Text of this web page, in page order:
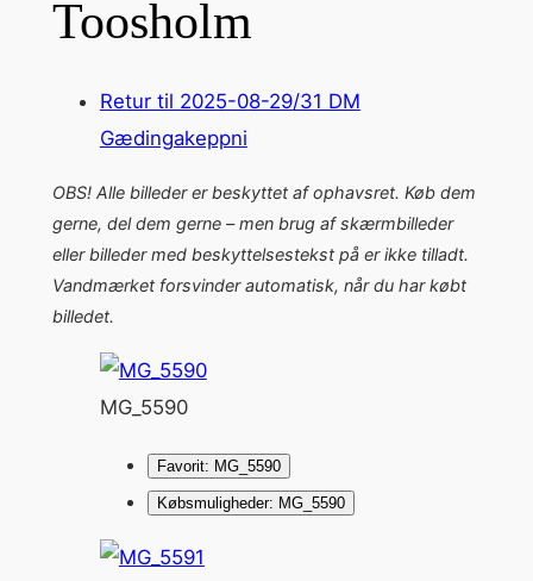
Toosholm
Retur til 2025-08-29/31 DM
Gædingakeppni
OBS! Alle billeder er beskyttet af ophavsret. Køb dem
gerne, del dem gerne – men brug af skærmbilleder
eller billeder med beskyttelsestekst på er ikke tilladt.
Vandmærket forsvinder automatisk, når du har købt
billedet.
MG_5590
Favorit: MG_5590
Købsmuligheder: MG_5590